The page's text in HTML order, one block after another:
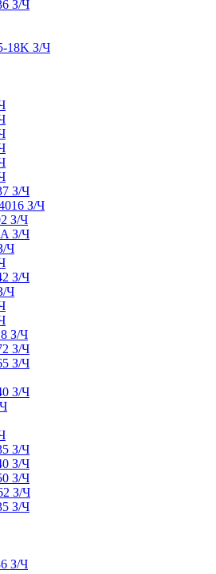
З/Ч
18K З/Ч
З/Ч
З/Ч
З/Ч
З/Ч
Ч
З/Ч
Ч
З/Ч
З/Ч
З/Ч
З/Ч
З/Ч
З/Ч
З/Ч
З/Ч
З/Ч
З/Ч